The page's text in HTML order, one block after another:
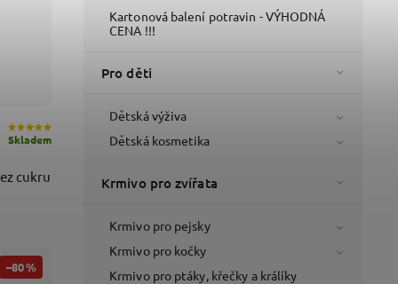
Kartonová balení potravin - VÝHODNÁ
CENA !!!
Pro děti
Dětská výživa
Dětská kosmetika
Krmivo pro zvířata
Krmivo pro pejsky
Krmivo pro kočky
Krmivo pro ptáky, křečky a králíky
cukru
Skladem
–80 %